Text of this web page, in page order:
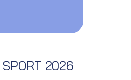
SPORT 2026